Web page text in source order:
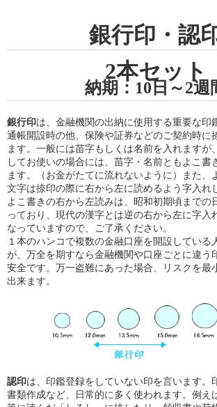
銀行印・認
2本セット
納期：10日～2週
銀行印は、金融機関の出納に使用する重要な印
通帳開設時の他、保険や証券などのご契約時に
ます。一般には苗字もしくは名前を入れますが
してお使いの場合には、苗字・名前ともよこ書
ます。（お金がたてに流れないように）また、
文字は捺印の際に右から左に読めるよう字入れ
よこ書きの右から左読みは、昭和初期頃までの
っており、現代の漢字とは逆の右から左に字入
なっていますので、ご了承ください。
１本のハンコで複数の金融口座を開設している
が、万全を期すなら金融機関や口座ごとに違う
安全です。万一盗難にあった場合、リスクを最
出来ます。
認印は、印鑑登録をしていない印を言います。
書類作成など、日常的に多く使われます。例え